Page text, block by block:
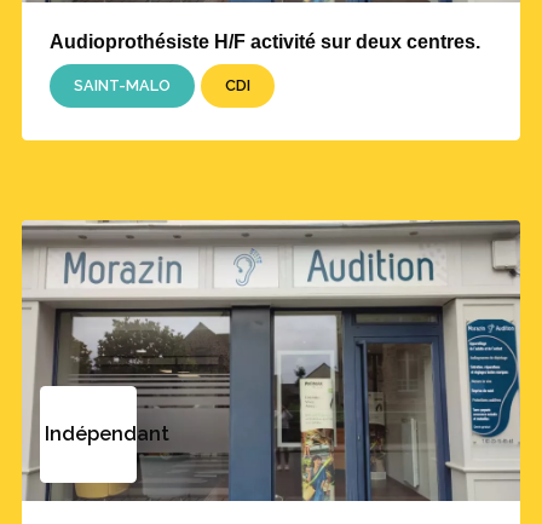
Audioprothésiste H/F activité sur deux centres.
SAINT-MALO CDI
Indépendant